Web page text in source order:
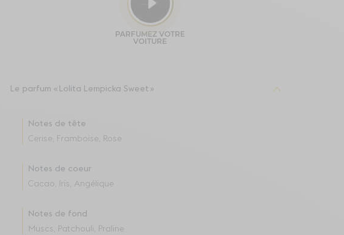
Le parfum Lolita Lempicka Sweet
Notes de tête
Cerise, Framboise, Rose
Notes de coeur
Cacao, Iris, Angélique
Notes de fond
Muscs, Patchouli, Praline